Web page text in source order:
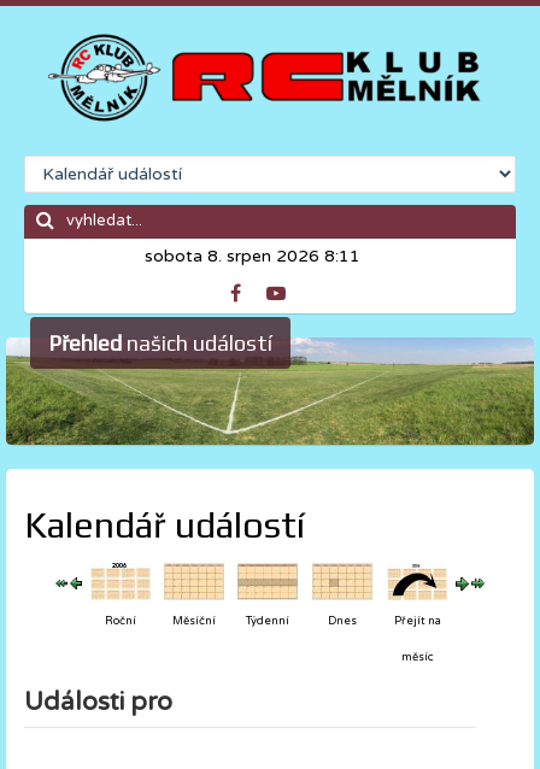
sobota 8. srpen 2026 8:11
Přehled našich událostí
Kalendář událostí
Roční Měsíční Týdenní Dnes Přejít na
měsíc
Události pro